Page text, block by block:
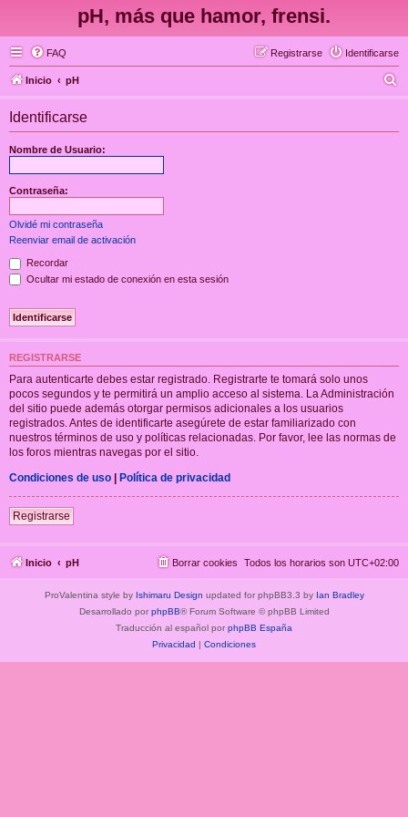
pH, más que hamor, frensi.
FAQ Identificarse
Registrarse
Inicio pH
Identificarse
Nombre de Usuario:
Contraseña:
Olvidé mi contraseña
Reenviar email de activación
Recordar
Ocultar mi estado de conexión en esta sesión
REGISTRARSE
Para autenticarte debes estar registrado. Registrarte te tomará solo unos
pocos segundos y te permitirá un amplio acceso al sistema. La Administración
del sitio puede además otorgar permisos adicionales a los usuarios
registrados. Antes de identificarte asegúrete de estar familiarizado con
nuestros términos de uso y políticas relacionadas. Por favor, lee las normas de
los foros mientras navegas por el sitio.
Condiciones de uso | Política de privacidad
Registrarse
Inicio pH Todos los horarios son UTC+02:00
Borrar cookies
ProValentina style by Ishimaru Design updated for phpBB3.3 by Ian Bradley
Desarrollado por phpBB® Forum Software © phpBB Limited
Traducción al español por phpBB España
Privacidad | Condiciones